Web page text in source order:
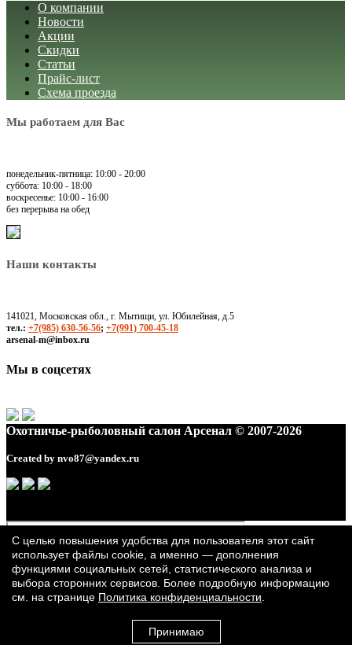
О компании
Новости
Акции
Скидки
Статьи
Прайс-лист
Схема проезда
Мы работаем для Вас
понедельник-пятница: 10:00 - 20:00
суббота: 10:00 - 18:00
воскресенье: 10:00 - 16:00
без перерыва на обед
Наши контакты
141021, Московская обл., г. Мытищи, ул. Юбилейная, д.5
тел.: +7(985) 630-56-56; +7(991) 700-45-18
arsenal-m@inbox.ru
Мы в соцсетях
Охотничье-рыболовный салон Арсенал © 2007-2026
Created by nvo87@yandex.ru
С целью повышения удобства для пользователя этот сайт
использует файлы cookie, а именно — дополнения
функциями социальных сетей, статистического анализа и
выбора сторонних сервисов. Более подробную информацию
см. на странице Политика конфиденциальности
Принимаю